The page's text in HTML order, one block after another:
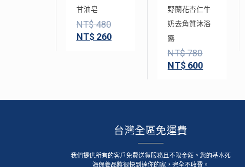
甘油皂
NT$480
NT$260
野蘭花杏仁牛
奶去角質沐浴
露
NT$780
NT$ 600
台灣全區免運費
我們提供所有的客戶免費送貨服務且不限金額。您的基本死
海保養品將很快到達你的家，完全不收費。